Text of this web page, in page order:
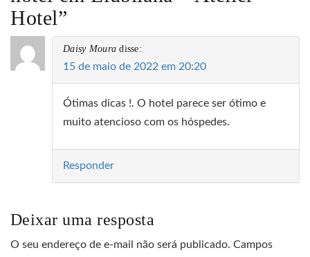
Hotel”
Daisy Moura disse:
15 de maio de 2022 em 20:20
Ótimas dicas !. O hotel parece ser ótimo e
muito atencioso com os hóspedes.
Responder
Deixar uma resposta
O seu endereço de e-mail não será publicado. Campos